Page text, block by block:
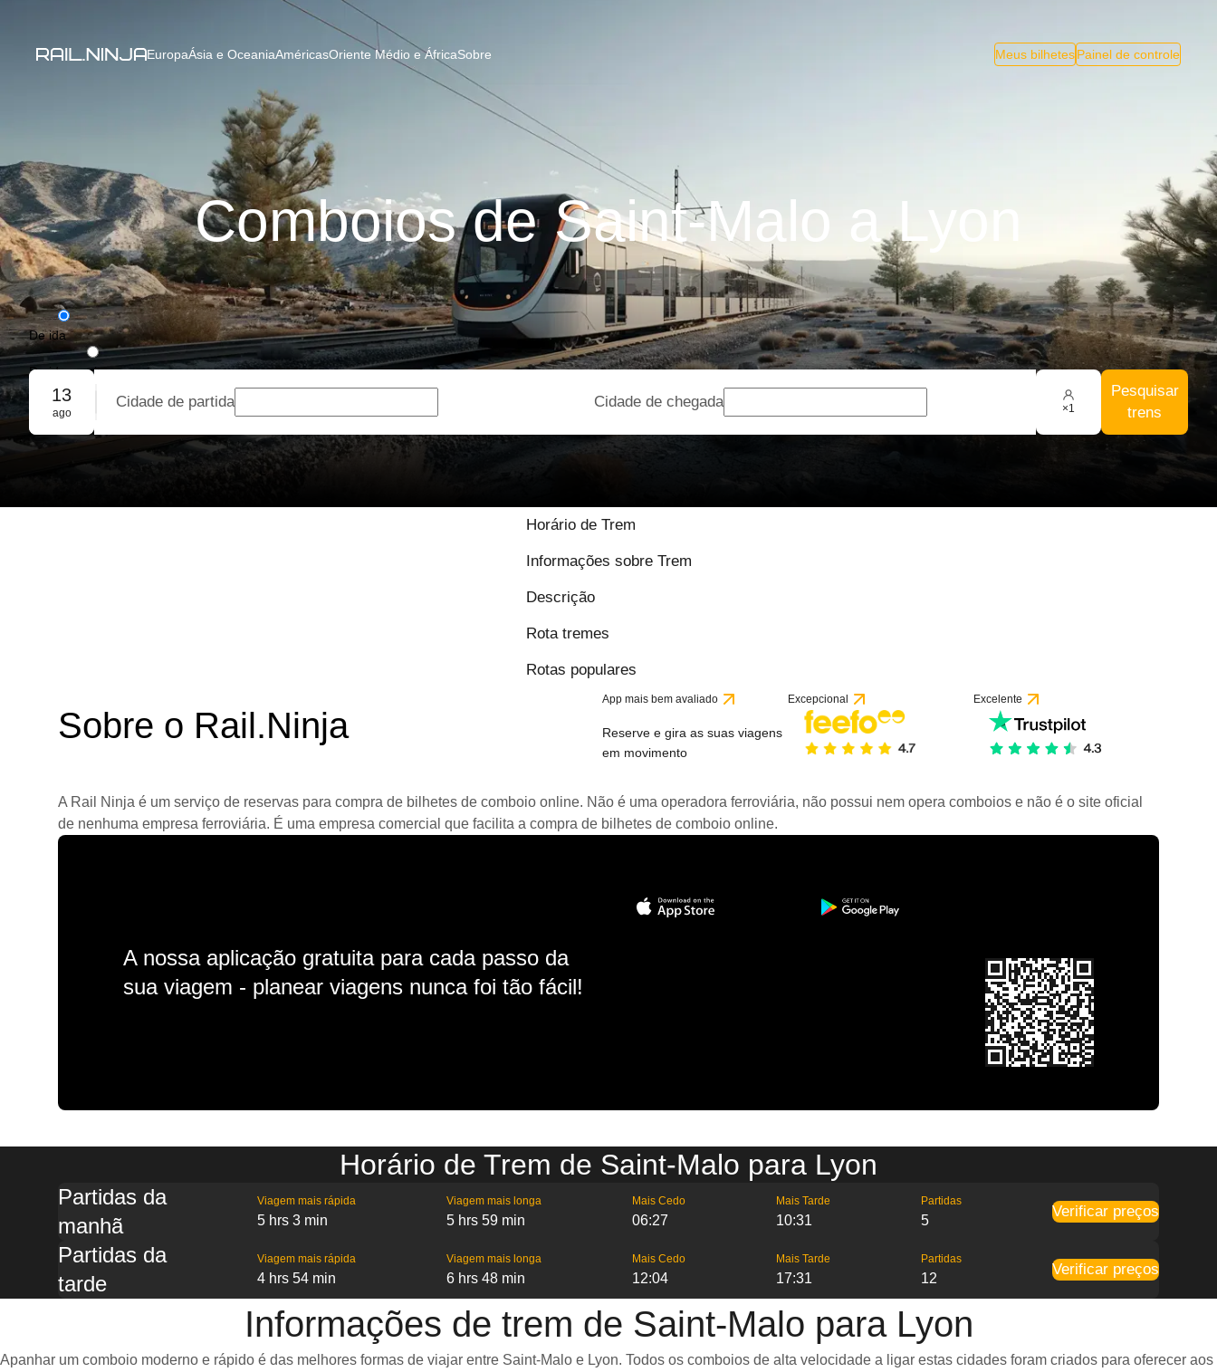
EuropaÁsia e OceaniaAméricasOriente Médio e ÁfricaSobre Meus bilhetesPainel de controle
Comboios de Saint-Malo a Lyon
De ida
De ida e volta
Reserva em grupo
13
ago
Cidade de partida Cidade de chegada ×1
Pesquisar
trens
Horário de Trem
Informações sobre Trem
Descrição
Rota tremes
Rotas populares
Sobre o Rail.Ninja
App mais bem avaliado
Reserve e gira as suas viagens
em movimento
Excepcional Excelente
A Rail Ninja é um serviço de reservas para compra de bilhetes de comboio online. Não é uma operadora ferroviária, não possui nem opera comboios e não é o site oficial
de nenhuma empresa ferroviária. É uma empresa comercial que facilita a compra de bilhetes de comboio online.
A nossa aplicação gratuita para cada passo da
sua viagem - planear viagens nunca foi tão fácil!
Horário de Trem de Saint-Malo para Lyon
Partidas da
manhã
Viagem mais rápida
5 hrs 3 min
Viagem mais longa
5 hrs 59 min
Mais Cedo
06:27
Mais Tarde
10:31
Partidas
5
Verificar preços
Partidas da
tarde
Viagem mais rápida
4 hrs 54 min
Viagem mais longa
6 hrs 48 min
Mais Cedo
12:04
Mais Tarde
17:31
Partidas
12
Verificar preços
Informações de trem de Saint-Malo para Lyon
Apanhar um comboio moderno e rápido é das melhores formas de viajar entre Saint-Malo e Lyon. Todos os comboios de alta velocidade a ligar estas cidades foram criados para oferecer aos